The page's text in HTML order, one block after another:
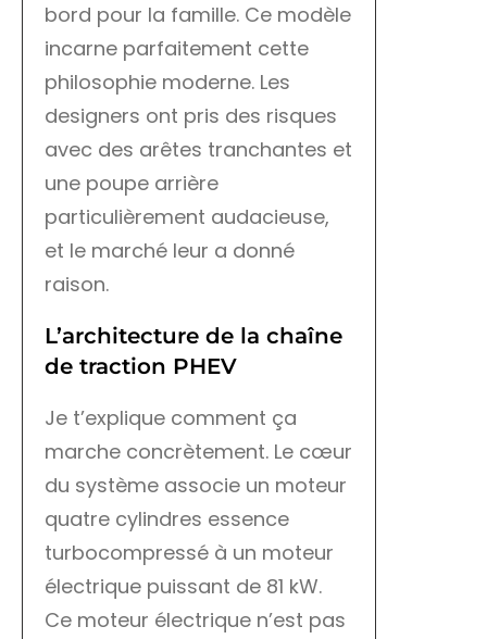
bord pour la famille. Ce modèle
incarne parfaitement cette
philosophie moderne. Les
designers ont pris des risques
avec des arêtes tranchantes et
une poupe arrière
particulièrement audacieuse,
et le marché leur a donné
raison.
L’architecture de la chaîne
de traction PHEV
Je t’explique comment ça
marche concrètement. Le cœur
du système associe un moteur
quatre cylindres essence
turbocompressé à un moteur
électrique puissant de 81 kW.
Ce moteur électrique n’est pas